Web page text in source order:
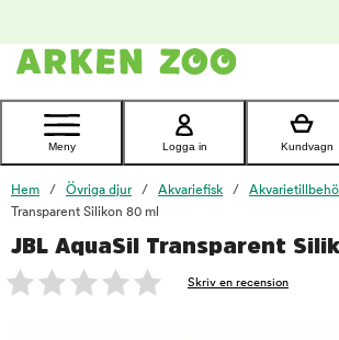
Kontakta
Meny Logga in Kundvagn
Hem Övriga djur Akvariefisk
Transparent Silikon 80 ml
JBL AquaSil Transparent
Skriv en recension
foo